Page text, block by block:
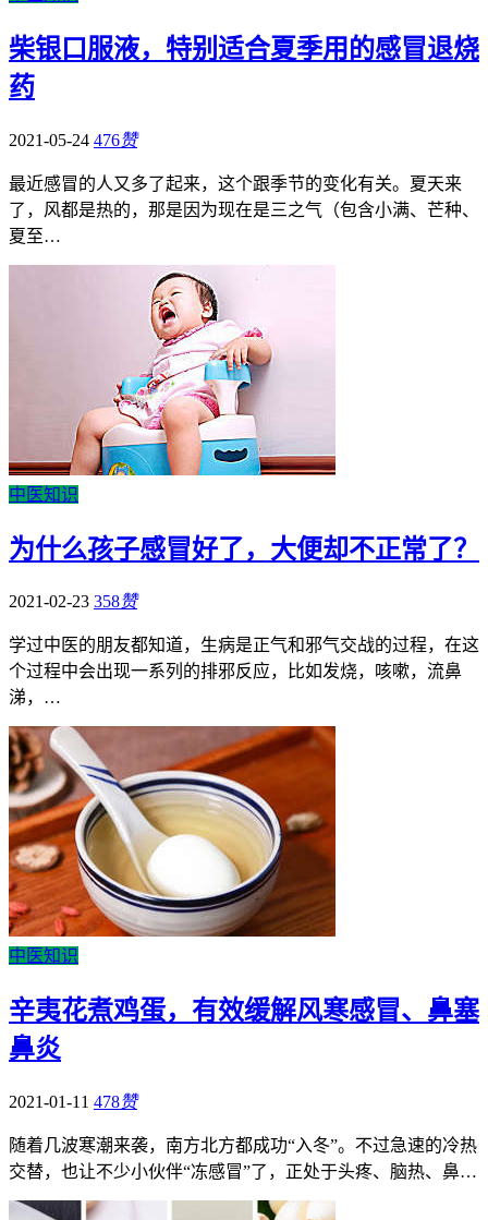
柴银口服液，特别适合夏季用的感冒退烧
药
2021-05-24 476赞
最近感冒的人又多了起来，这个跟季节的变化有关。夏天来
了，风都是热的，那是因为现在是三之气（包含小满、芒种、
夏至…
中医知识
为什么孩子感冒好了，大便却不正常了？
2021-02-23 358赞
学过中医的朋友都知道，生病是正气和邪气交战的过程，在这
个过程中会出现一系列的排邪反应，比如发烧，咳嗽，流鼻
涕，…
中医知识
辛夷花煮鸡蛋，有效缓解风寒感冒、鼻塞
鼻炎
2021-01-11 478赞
随着几波寒潮来袭，南方北方都成功“入冬”。不过急速的冷热
交替，也让不少小伙伴“冻感冒”了，正处于头疼、脑热、鼻…